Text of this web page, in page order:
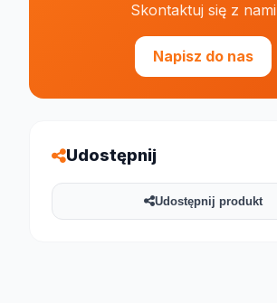
Skontaktuj się z nami
Napisz do nas
Udostępnij
Udostępnij produkt